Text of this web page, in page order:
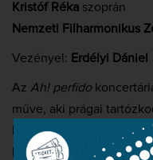
Kristóf Réka szoprán
Nemzeti Filharmonikus
Vezényel: Erdélyi Dániel
Az Ah! perfido
műve, aki prágai
hírneves szoprán,
klasszika